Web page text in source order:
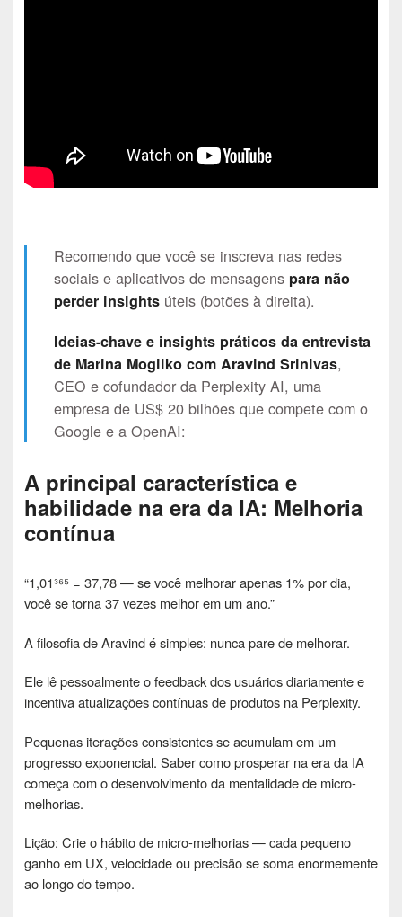
Recomendo que você se inscreva nas redes
sociais e aplicativos de mensagens para não
perder insights úteis (botões à direita).
Ideias-chave e insights práticos da entrevista
de Marina Mogilko com Aravind Srinivas,
CEO e cofundador da Perplexity AI, uma
empresa de US$ 20 bilhões que compete com o
Google e a OpenAI:
A principal característica e
habilidade na era da IA: Melhoria
contínua
“1,01³⁶⁵ = 37,78 — se você melhorar apenas 1% por dia,
você se torna 37 vezes melhor em um ano.”
A filosofia de Aravind é simples: nunca pare de melhorar.
Ele lê pessoalmente o feedback dos usuários diariamente e
incentiva atualizações contínuas de produtos na Perplexity.
Pequenas iterações consistentes se acumulam em um
progresso exponencial. Saber como prosperar na era da IA ​​
começa com o desenvolvimento da mentalidade de micro-
melhorias.
Lição: Crie o hábito de micro-melhorias — cada pequeno
ganho em UX, velocidade ou precisão se soma enormemente
ao longo do tempo.